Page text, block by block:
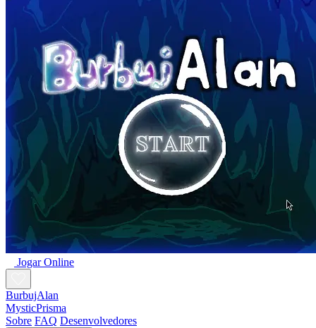
Jogar Online
BurbujAlan
MysticPrisma
Sobre FAQ Desenvolvedores